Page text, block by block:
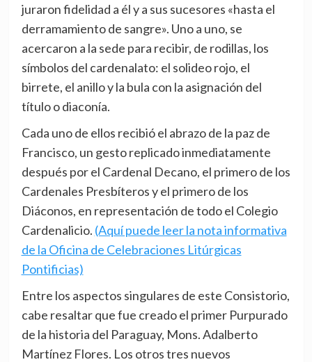
juraron fidelidad a él y a sus sucesores «hasta el
derramamiento de sangre». Uno a uno, se
acercaron a la sede para recibir, de rodillas, los
símbolos del cardenalato: el solideo rojo, el
birrete, el anillo y la bula con la asignación del
título o diaconía.
Cada uno de ellos recibió el abrazo de la paz de
Francisco, un gesto replicado inmediatamente
después por el Cardenal Decano, el primero de los
Cardenales Presbíteros y el primero de los
Diáconos, en representación de todo el Colegio
Cardenalicio. (Aquí puede leer la nota informativa
de la Oficina de Celebraciones Litúrgicas
Pontificias)
Entre los aspectos singulares de este Consistorio,
cabe resaltar que fue creado el primer Purpurado
de la historia del Paraguay, Mons. Adalberto
Martínez Flores. Los otros tres nuevos